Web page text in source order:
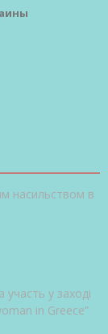
насильством в
у заході
in Greece”